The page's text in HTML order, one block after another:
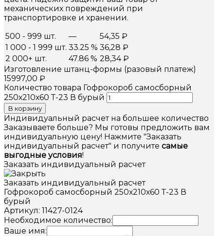
механических повреждений при
транспортировке и хранении.
500 - 999 шт.
— 54,35 ₽
1 000 - 1 999 шт. 33.25 % 36,28 ₽
2 000+ шт.
47.86 % 28,34₽
Изготовление штанц-формы (разовый платеж)
15997,00 ₽
Количество товара Гофрокороб самосборный
250х210х60 Т-23 В бурый
В корзину
Индивидуальный расчет на большее количество
Заказываете больше? Мы готовы предложить вам
индивидуальную цену! Нажмите "Заказать
индивидуальный расчет" и получите самые
выгодные условия!
Заказать индивидуальный расчет
Заказать индивидуальный расчет
Гофрокороб самосборный 250х210х60 Т-23 В
бурый
Артикул: 11427-0124
Необходимое количество:
Ваше имя: